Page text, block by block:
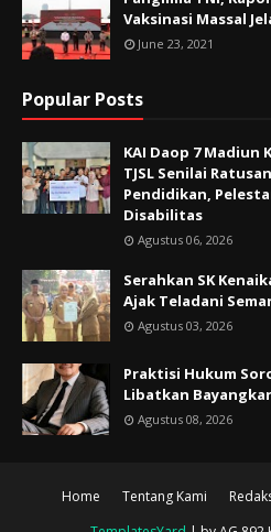
Vaksinasi Massal
June 23, 2021
Popular Posts
KAI Daop 7 Madiun
TJSL Senilai
Pendidikan,
Disabilitas
Agustus 06, 2026
Serahkan SK
Ajak Teladani
Agustus 03, 2026
Praktisi Hukum
Libatkan
Agustus 08, 2026
Home Tentang Kami